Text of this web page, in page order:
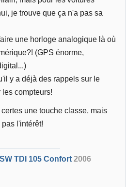
je trouve que ça n'a pas sa
une horloge analogique là où
(GPS énorme,
y a déjà des rappels sur le
les compteurs!
une touche classe, mais
l'intérêt!
SW TDI 105 Confort 2006